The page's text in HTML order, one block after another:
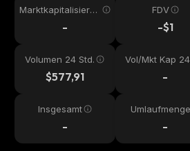
Marktkapitalisieru
-
FDV
-$1
Volumen 24 Std.
$577,91
Vol/Mkt Kap
-
Insgesamt
-
Umlaufmenge
-